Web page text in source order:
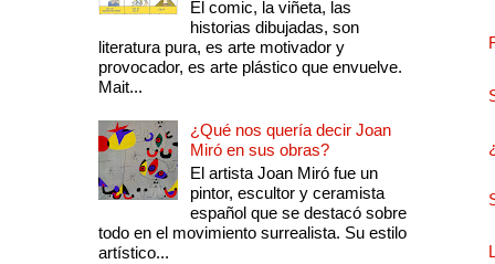
El comic, la viñeta, las
historias dibujadas, son
literatura pura, es arte motivador y
provocador, es arte plástico que envuelve.
Mait...
¿Qué nos quería decir Joan
Miró en sus obras?
El artista Joan Miró fue un
pintor, escultor y ceramista
español que se destacó sobre
todo en el movimiento surrealista. Su estilo
artístico...